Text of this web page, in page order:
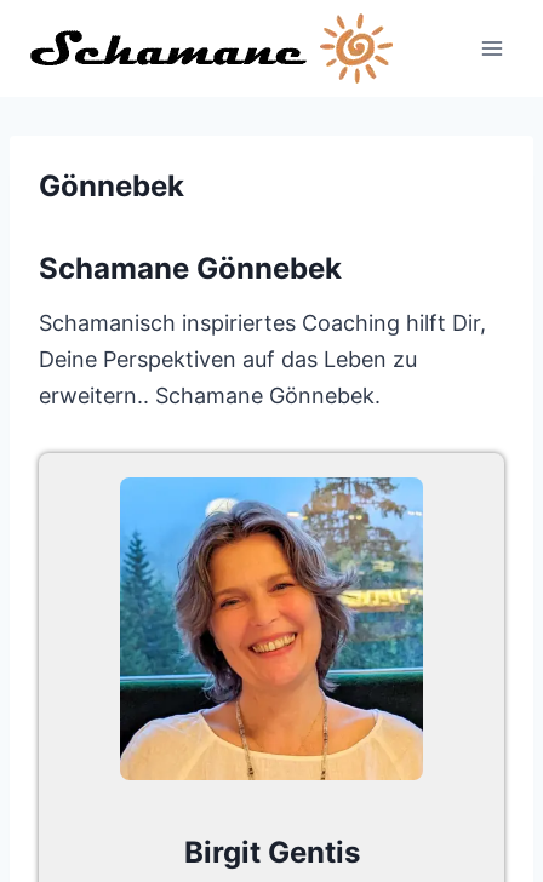
Inhalt
Gönnebek
Schamane Gönnebek
Schamanisch inspiriertes Coaching hilft Dir,
Deine Perspektiven auf das Leben zu
erweitern.. Schamane Gönnebek.
Birgit Gentis